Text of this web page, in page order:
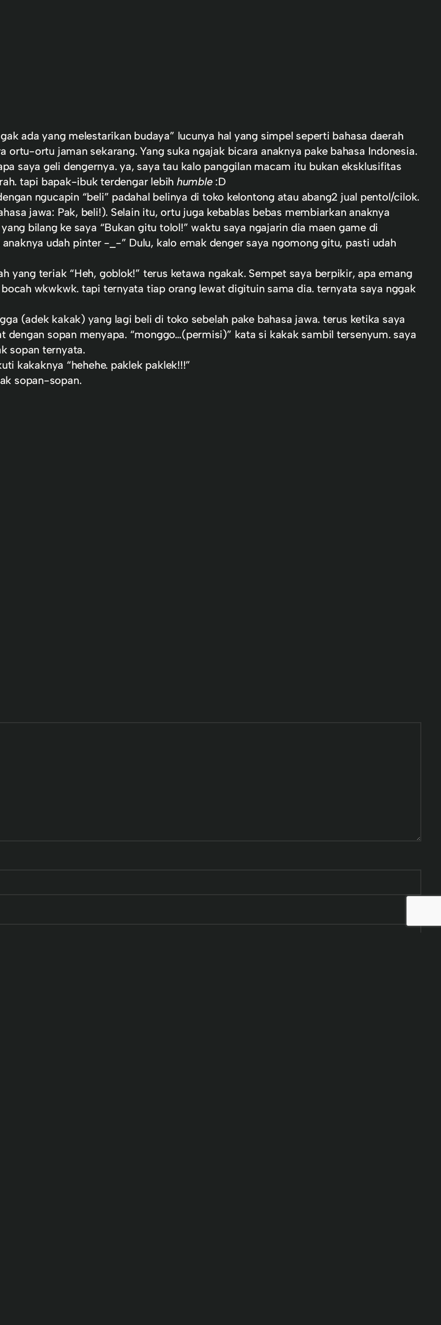
ada yang melestarikan budaya” lucunya hal yang simpel seperti bahasa daerah
ortu-ortu jaman sekarang. Yang suka ngajak bicara anaknya pake bahasa Indonesia.
saya geli dengernya. ya, saya tau kalo panggilan macam itu bukan eksklusifitas
tapi bapak-ibuk terdengar lebih humble:D
ngucapin “beli” padahal belinya di toko kelontong atau abang2 jual pentol/cilok.
jawa: Pak, beli!). Selain itu, ortu juga kebablas bebas membiarkan anaknya
bilang ke saya “Bukan gitu tolol!” waktu saya ngajarin dia maen game di
udah pinter -_-” Dulu, kalo emak denger saya ngomong gitu, pasti udah
yang teriak “Heh, goblok!” terus ketawa ngakak. Sempet saya berpikir, apa emang
wkwkwk. tapi ternyata tiap orang lewat digituin sama dia. ternyata saya nggak
(adek kakak) yang lagi beli di toko sebelah pake bahasa jawa. terus ketika saya
dengan sopan menyapa. “monggo…(permisi)” kata si kakak sambil tersenyum. saya
sopan ternyata.
kakaknya “hehehe. paklek paklek!!!”
sopan-sopan.